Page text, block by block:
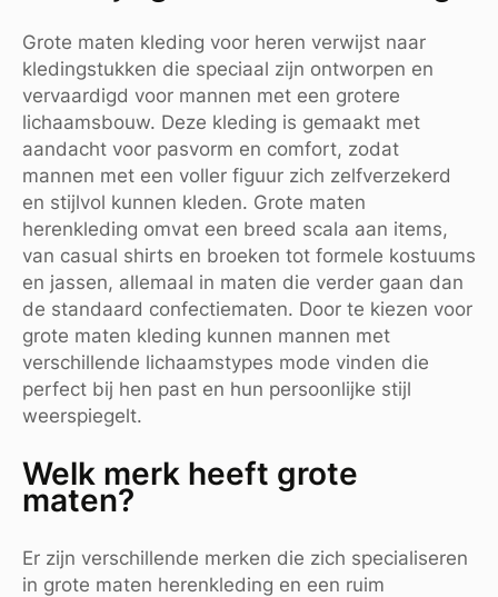
Grote maten kleding voor heren verwijst naar
kledingstukken die speciaal zijn ontworpen en
vervaardigd voor mannen met een grotere
lichaamsbouw. Deze kleding is gemaakt met
aandacht voor pasvorm en comfort, zodat
mannen met een voller figuur zich zelfverzekerd
en stijlvol kunnen kleden. Grote maten
herenkleding omvat een breed scala aan items,
van casual shirts en broeken tot formele kostuums
en jassen, allemaal in maten die verder gaan dan
de standaard confectiematen. Door te kiezen voor
grote maten kleding kunnen mannen met
verschillende lichaamstypes mode vinden die
perfect bij hen past en hun persoonlijke stijl
weerspiegelt.
Welk merk heeft grote
maten?
Er zijn verschillende merken die zich specialiseren
in grote maten herenkleding en een ruim